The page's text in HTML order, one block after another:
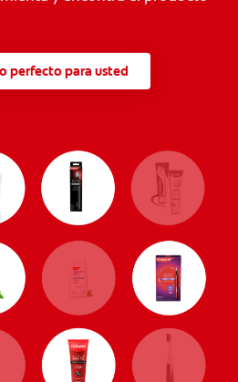
perfecto para usted